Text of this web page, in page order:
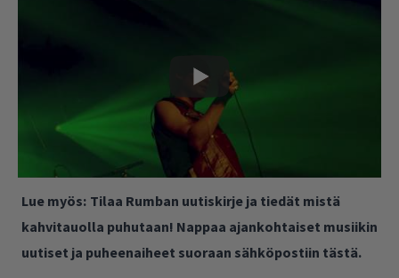
Lue myös: Tilaa Rumban uutiskirje ja tiedät mistä
kahvitauolla puhutaan! Nappaa ajankohtaiset musiikin
uutiset ja puheenaiheet suoraan sähköpostiin tästä.